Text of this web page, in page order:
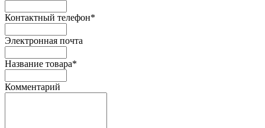
Контактный телефон*
Электронная почта
Название товара*
Комментарий